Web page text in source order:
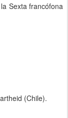
Sexta francófona
(Chile).